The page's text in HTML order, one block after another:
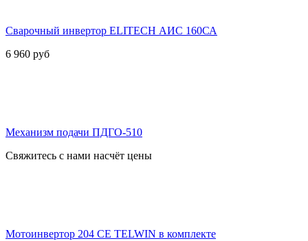
Сварочный инвертор ELITECH АИС 160СА
6 960 руб
Механизм подачи ПДГО-510
Свяжитесь с нами насчёт цены
Мотоинвертор 204 CE TELWIN в комплекте